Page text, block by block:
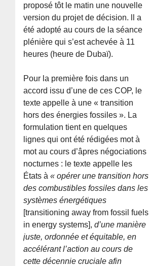
proposé tôt le matin une nouvelle
version du projet de décision. ll a
été adopté au cours de la séance
plénière qui s’est achevée à 11
heures (heure de Dubaï).
Pour la première fois dans un
accord issu d’une de ces COP, le
texte appelle à une « transition
hors des énergies fossiles ». La
formulation tient en quelques
lignes qui ont été rédigées mot à
mot au cours d’âpres négociations
nocturnes : le texte appelle les
États à« opérer une transition hors
des combustibles fossiles dans les
systèmes énergétiques
[transitioning away from fossil fuels
in energy systems],d’une manière
juste, ordonnée et équitable, en
accélérant l’action au cours de
cette décennie cruciale afin